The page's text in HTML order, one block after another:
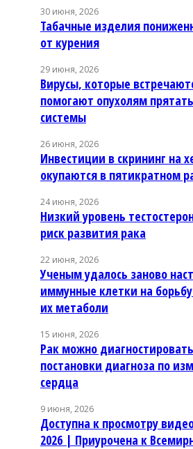
30 июня, 2026
Табачные изделия
от курения
29 июня, 2026
Вирусы, которые
помогают опухолям
системы
26 июня, 2026
Инвестиции в скрининг на
окупаются в пятикратном
24 июня, 2026
Низкий уровень
риск развития рака
22 июня, 2026
Ученым удалось заново
иммунные клетки на
их метаболи
15 июня, 2026
Рак можно
постановки диагноза по
сердца
9 июня, 2026
Доступна к просмотру
2026 | Приурочена к